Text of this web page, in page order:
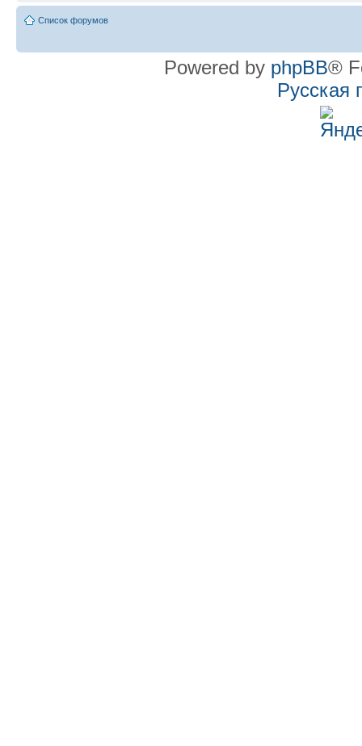
Список форумов
Powered by phpBB®
Русская